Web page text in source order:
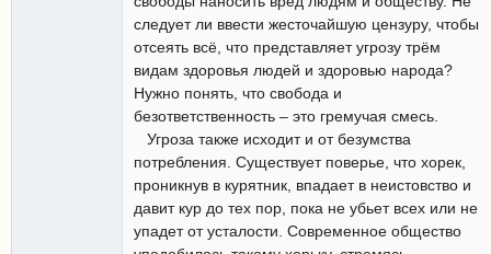
следует ли ввести жесточайшую цензуру, чтобы
отсеять всё, что представляет угрозу трём
видам здоровья людей и здоровью народа?
Нужно понять, что свобода и
безответственность – это гремучая смесь.
Угроза также исходит и от безумства
потребления. Существует поверье, что хорек,
проникнув в курятник, впадает в неистовство и
давит кур до тех пор, пока не убьет всех или не
упадет от усталости. Современное общество